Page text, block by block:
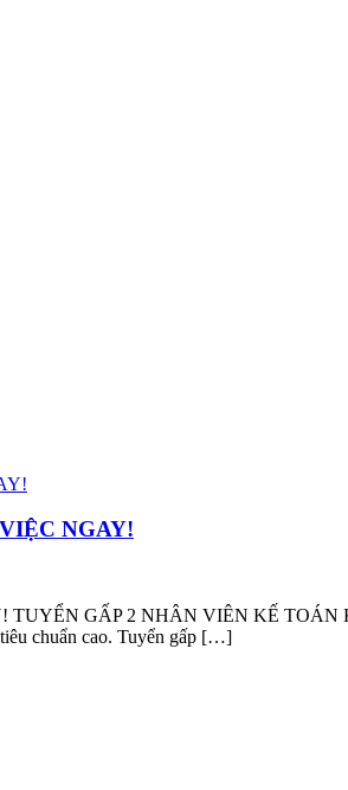
NGAY!
GẤP 2 NHÂN VIÊN KẾ TOÁN
chuẩn cao. Tuyển gấp […]